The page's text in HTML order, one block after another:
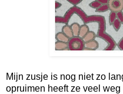
Mijn zusje is nog niet zo
opruimen heeft ze veel